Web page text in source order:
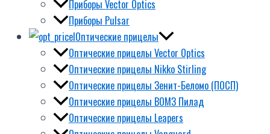
Приборы Vector Optics
Приборы Pulsar
Оптические прицелы
Оптические прицелы Vector Optics
Оптические прицелы Nikko Stirling
Оптические прицелы Зенит-Беломо (ПОСП)
Оптические прицелы ВОМЗ Пилад
Оптические прицелы Leapers